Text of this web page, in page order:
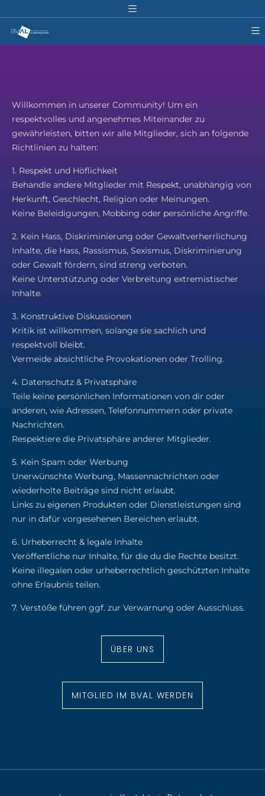
Willkommen in unserer Community! Um ein
respektvolles und angenehmes Miteinander zu
gewährleisten, bitten wir alle Mitglieder, sich an folgende
Richtlinien zu halten:
1. Respekt und Höflichkeit
Behandle andere Mitglieder mit Respekt, unabhängig von
Herkunft, Geschlecht, Religion oder Meinungen.
Keine Beleidigungen, Mobbing oder persönliche Angriffe.
2. Kein Hass, Diskriminierung oder Gewaltverherrlichung
Inhalte, die Hass, Rassismus, Sexismus, Diskriminierung
oder Gewalt fördern, sind streng verboten.
Keine Unterstützung oder Verbreitung extremistischer
Inhalte.
3. Konstruktive Diskussionen
Kritik ist willkommen, solange sie sachlich und
respektvoll bleibt.
Vermeide absichtliche Provokationen oder Trolling.
4. Datenschutz & Privatsphäre
Teile keine persönlichen Informationen von dir oder
anderen, wie Adressen, Telefonnummern oder private
Nachrichten.
Respektiere die Privatsphäre anderer Mitglieder.
5. Kein Spam oder Werbung
Unerwünschte Werbung, Massennachrichten oder
wiederholte Beiträge sind nicht erlaubt.
Links zu eigenen Produkten oder Dienstleistungen sind
nur in dafür vorgesehenen Bereichen erlaubt.
6. Urheberrecht & legale Inhalte
Veröffentliche nur Inhalte, für die du die Rechte besitzt.
Keine illegalen oder urheberrechtlich geschützten Inhalte
ohne Erlaubnis teilen.
7. Verstöße führen ggf. zur Verwarnung oder Ausschluss.
ÜBER UNS
MITGLIED IM BVAL WERDEN